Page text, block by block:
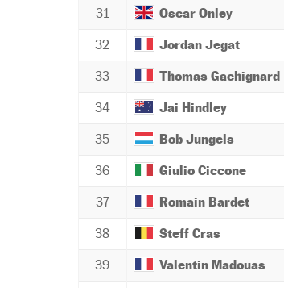
31 Oscar Onley
32 Jordan Jegat
33 Thomas Gachignard
34 Jai Hindley
35 Bob Jungels
36 Giulio Ciccone
37 Romain Bardet
38 Steff Cras
39 Valentin Madouas